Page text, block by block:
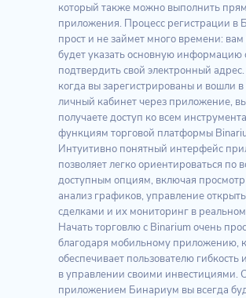
который также можно выполнить
приложения. Процесс регистрации в
прост и не займет много времени:
будет указать основную информацию
подтвердить свой электронный
когда вы зарегистрированы и вошли в
личный кабинет через приложение,
получаете доступ ко всем
функциям торговой платформы
Интуитивно понятный интерфейс
позволяет легко ориентироваться по
доступным опциям, включая просмотр
анализ графиков, управление
сделками и их мониторинг в
Начать торговлю с Binarium очень
благодаря мобильному приложению,
обеспечивает пользователю гибкость
в управлении своими инвестициями. С
приложением Бинариум вы всегда